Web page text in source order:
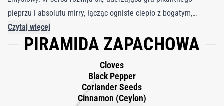
pieprzu i absolutu mirry, łącząc ogniste ciepło z bogatym,
niemal zmysłowym urokiem żywicy mirry. Ten potężny rdzeń jest
otoczony pocieszającym ciepłem piżma, podczas gdy dwie
– dodają warstw bogatego piękna. Wyjątkowość Parfum Sacré
polega na promiennej mieszance przypraw; ognisty pieprz,
cynamon, goździki i kolendra łączą się, aby dodać ciepła i
Czytaj więcej
PIRAMIDA ZAPACHOWA
Cloves
Black Pepper
Coriander Seeds
Cinnamon (Ceylon)